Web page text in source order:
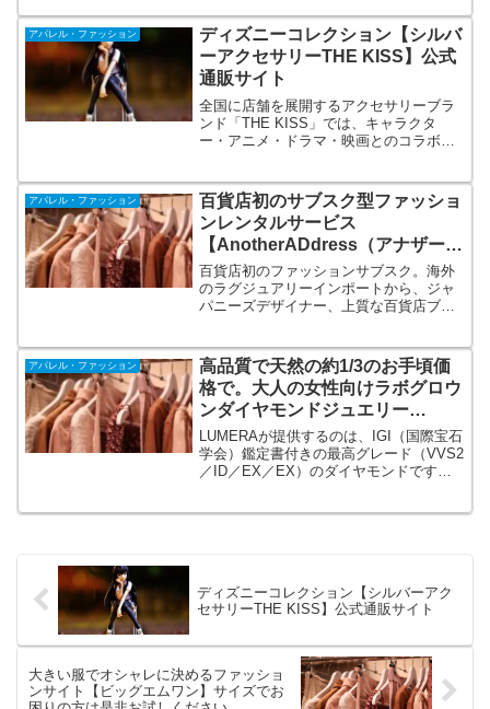
美しさと、クオリティの高さが特徴で
す。これでコンプレックスを解消。
アパレル・ファッション
ディズニーコレクション【シルバ
ーアクセサリーTHE KISS】公式
通販サイト
全国に店舗を展開するアクセサリーブラ
ンド「THE KISS」では、キャラクタ
ー・アニメ・ドラマ・映画とのコラボレ
スF、ワンピース、エヴァンゲリオン。キ
ャラクター⇒ディズニー、ハローキティ
他
アパレル・ファッション
百貨店初のサブスク型ファッショ
ンレンタルサービス
【AnotherADdress（アナザーア
ドレス）】
百貨店初のファッションサブスク。海外
のラグジュアリーインポートから、ジャ
パニーズデザイナー、上質な百貨店ブラ
ナザーアドレス）】ファッションは自分
で選ぶのも醍醐味の一つ！借りる服を自
分で選べます。
アパレル・ファッション
高品質で天然の約1/3のお手頃価
格で。大人の女性向けラボグロウ
ンダイヤモンドジュエリー
【LUMERA】私のために選ぶダ
イヤモンド。
LUMERAが提供するのは、IGI（国際宝石
学会）鑑定書付きの最高グレード（VVS2
／ID／EX／EX）のダイヤモンドです。
ディズニーコレクション【シルバーアク
セサリーTHE KISS】公式通販サイト
大きい服でオシャレに決めるファッショ
ンサイト【ビッグエムワン】サイズでお